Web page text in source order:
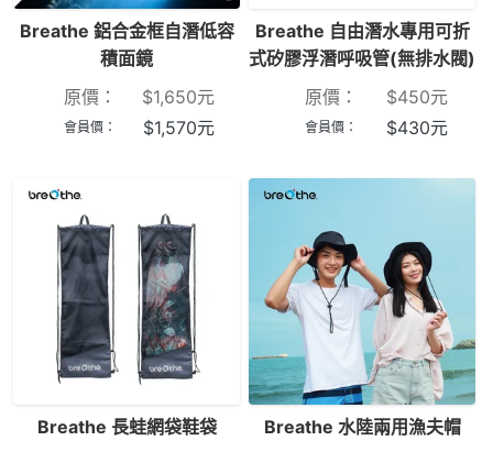
Breathe 鋁合金框自潛低容
積面鏡
原價：
$1,650元
會員價： $1,570元
Breathe 自由潛水專用可折
式矽膠浮潛呼吸管(無排水閥)
原價：
$450元
會員價： $430元
Breathe 長蛙網袋鞋袋 Breathe 水陸兩用漁夫帽